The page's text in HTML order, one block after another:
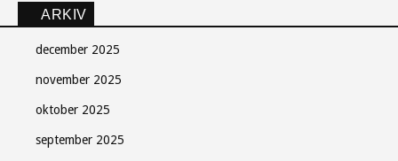
ARKIV
december 2025
november 2025
oktober 2025
september 2025